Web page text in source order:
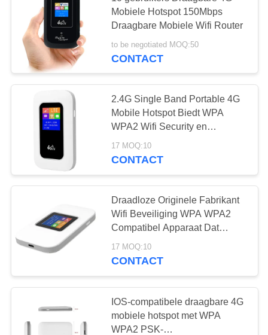
De Vergroting van
WiFi van de
muurstop
Mobiele Hotspot van
draagbare 4G
de Modem van 4G
LTE USB WiFi
Mobiele Hotspot 150Mbps
Draagbare Mobiele Wifi Router
to be negotiated MOQ:50
CONTACT
2.4G Single Band Portable 4G
Mobile Hotspot Biedt WPA
WPA2 Wifi Security en
150Mbps LTE Upload Speed
voor draadloze communicatie
17 MOQ:10
CONTACT
Draadloze Originele Fabrikant
Wifi Beveiliging WPA WPA2
Compatibel Apparaat Dat
Netwerktoegang en Draadloze
Prestaties Levert voor
17 MOQ:10
CONTACT
IOS-compatibele draagbare 4G
mobiele hotspot met WPA
WPA2 PSK-